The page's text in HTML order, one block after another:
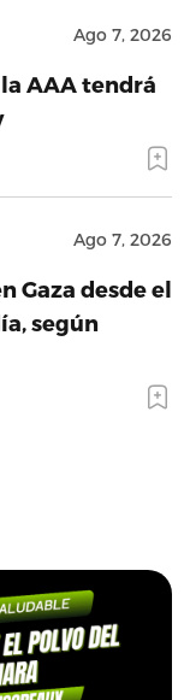
Ago 7, 2026
AAA tendrá
Ago 7, 2026
Gaza desde el
según